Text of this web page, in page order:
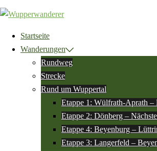
Zum
Inhalt
springenStartseite
Wanderungen
Rundweg
Strecke
Rund um Wuppertal
Etappe 1: Wülfrath-Aprath –
Etappe 2: Dönberg –
Etappe 4: Beyenburg –
Etappe 3: Langerfeld –